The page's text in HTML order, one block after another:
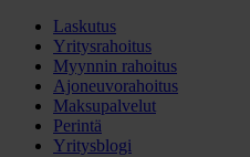
Laskutus
Yritysrahoitus
Myynnin rahoitus
Ajoneuvorahoitus
Maksupalvelut
Perintä
Yritysblogi